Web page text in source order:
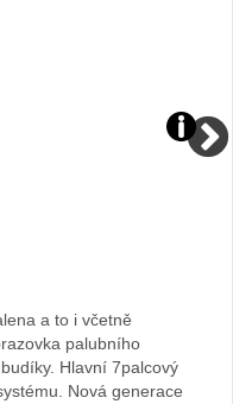
a to i včetně
palubního
Hlavní 7palcový
Nová generace